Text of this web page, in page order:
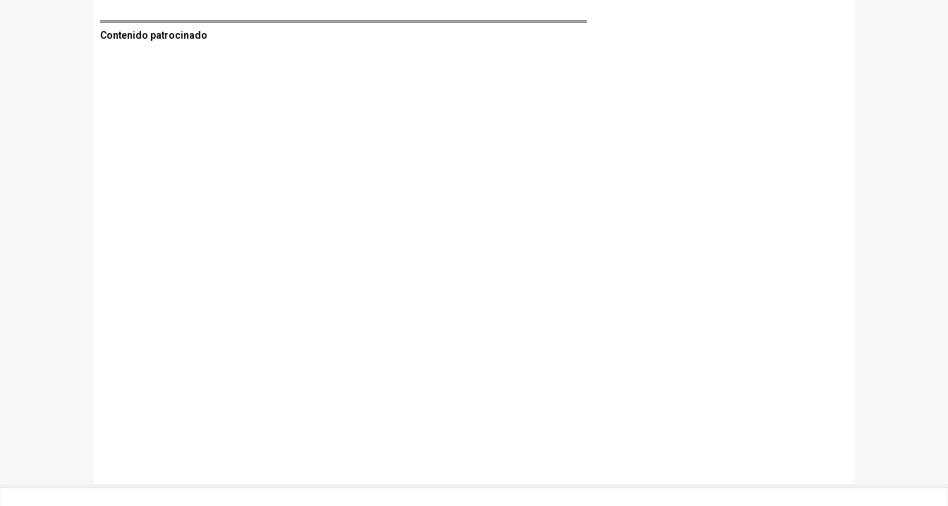
Contenido patrocinado